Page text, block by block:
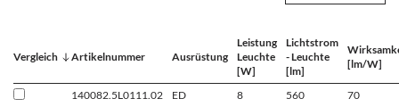
Vergleich Artikelnummer Ausrüstung
Leistung
Leuchte
[W]
Lichtstrom
- Leuchte
[lm]
[lm/W]
140082.5L0111.02 ED 8 560
70